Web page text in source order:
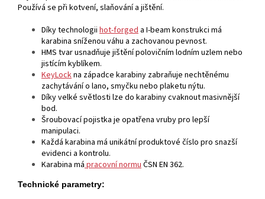
Používá se při kotvení, slaňování a jištění.
Díky technologii hot-forged a I-beam konstrukci má
karabina sníženou váhu a zachovanou pevnost.
HMS tvar usnadňuje jištění polovičním lodním uzlem nebo
jistícím kyblíkem.
KeyLockna západce karabiny zabraňuje nechtěnému
zachytávání o lano, smyčku nebo plaketu nýtu.
Díky velké světlosti lze do karabiny cvaknout masivnější
bod.
Šroubovací pojistka je opatřena vruby pro lepší
manipulaci.
Každá karabina má unikátní produktové číslo pro snazší
evidenci a kontrolu.
Karabina má pracovní normu ČSN EN 362.
Technické parametry: